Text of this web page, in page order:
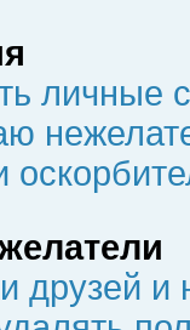
личные
друзей